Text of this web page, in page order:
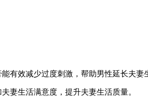
有效减少过度刺激，帮助男性延长夫妻
妻生活满意度，提升夫妻生活质量。